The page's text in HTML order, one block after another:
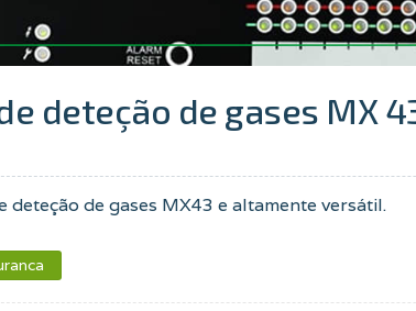
deteção de gases MX
deteção de gases MX43 e altamente versátil.